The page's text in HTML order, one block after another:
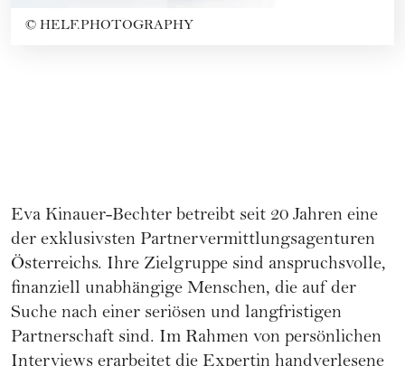
© HELF.PHOTOGRAPHY
Eva Kinauer-Bechter betreibt seit 20 Jahren eine
der exklusivsten Partnervermittlungsagenturen
Österreichs. Ihre Zielgruppe sind anspruchsvolle,
finanziell unabhängige Menschen, die auf der
Suche nach einer seriösen und langfristigen
Partnerschaft sind. Im Rahmen von persönlichen